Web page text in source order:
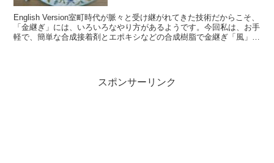
English Version室町時代が脈々と受け継がれてきた技術だからこそ、
「金継ぎ」には、いろいろなやり方があるようです。今回私は、お手
軽で、簡単な合成接着剤とエポキシなどの合成樹脂で金継ぎ「風」に
スポンサーリンク